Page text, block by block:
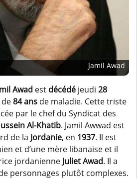
Jamil Awad
Awad est décédé jeudi 28
de84 ans de maladie. Cette triste
par le chef du Syndicat des
Al-Khatib. Jamil Awwad est
de la Jordanie, en 1937. Il est
et d’une mère libanaise et il
jordanienne Juliet Awad. Il a
personnages plutôt complexes.